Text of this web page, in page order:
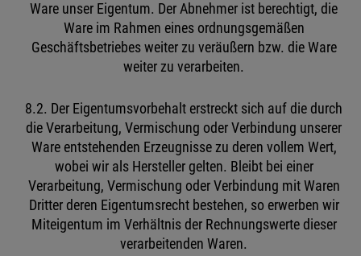
Ware unser Eigentum. Der Abnehmer ist berechtigt, die
Ware im Rahmen eines ordnungsgemäßen
Geschäftsbetriebes weiter zu veräußern bzw. die Ware
weiter zu verarbeiten.
8.2. Der Eigentumsvorbehalt erstreckt sich auf die durch
die Verarbeitung, Vermischung oder Verbindung unserer
Ware entstehenden Erzeugnisse zu deren vollem Wert,
wobei wir als Hersteller gelten. Bleibt bei einer
Verarbeitung, Vermischung oder Verbindung mit Waren
Dritter deren Eigentumsrecht bestehen, so erwerben wir
Miteigentum im Verhältnis der Rechnungswerte dieser
verarbeitenden Waren.